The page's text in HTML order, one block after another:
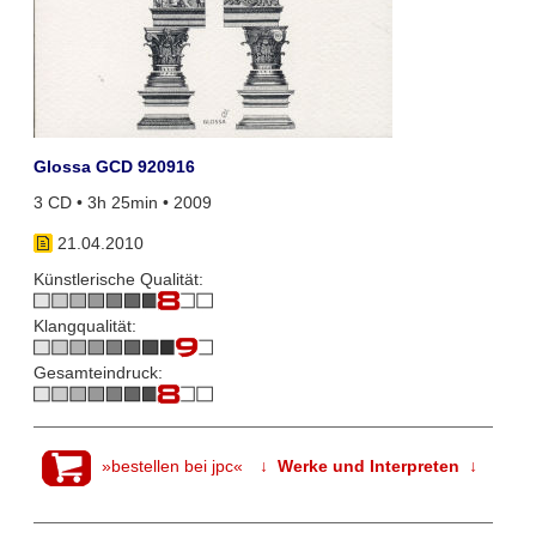
Glossa GCD 920916
3 CD • 3h 25min • 2009
21.04.2010
Künstlerische Qualität:
Klangqualität:
Gesamteindruck:
»bestellen bei jpc« ↓ Werke und Interpreten ↓